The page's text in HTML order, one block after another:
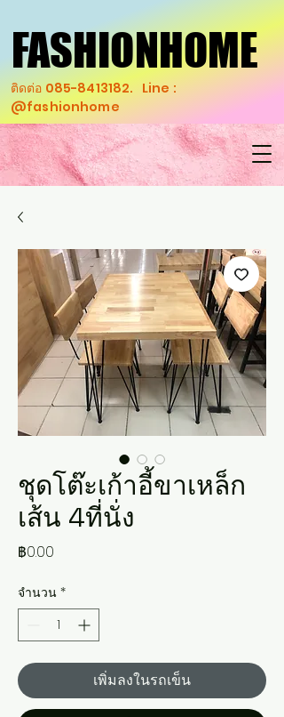
FASHIONHOME
FASHIONHOME
ติดต่อ 085-8413182. Line :
@fashionhome
ชุดโต๊ะเก้าอี้ขาเหล็ก
เส้น 4ที่นั่ง
฿0.00
จำนวน *
เพิ่มลงในรถเข็น